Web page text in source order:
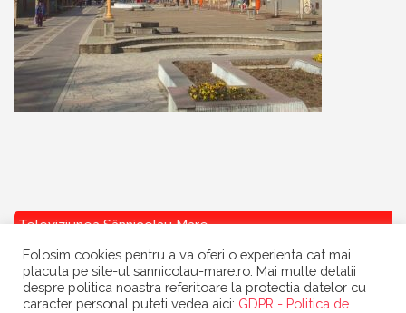
Televiziunea Sânnicolau Mare
Folosim cookies pentru a va oferi o experienta cat mai
placuta pe site-ul sannicolau-mare.ro. Mai multe detalii
despre politica noastra referitoare la protectia datelor cu
caracter personal puteti vedea aici: GDPR - Politica de